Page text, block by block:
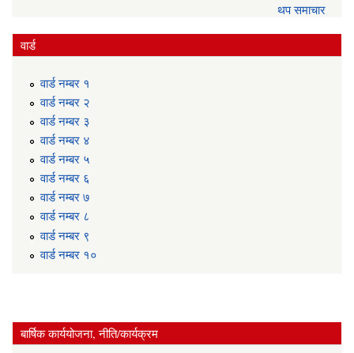
थप समाचार
वार्ड
वार्ड न‌म्बर १
वार्ड न‌म्बर २
वार्ड न‌म्बर ३
वार्ड न‌म्बर ४
वार्ड न‌म्बर ५
वार्ड न‌म्बर ६
वार्ड न‌म्बर ७
वार्ड न‌म्बर ८
वार्ड न‌म्बर ९
वार्ड न‌म्बर १०
बार्षिक कार्ययोजना, नीति/कार्यक्रम